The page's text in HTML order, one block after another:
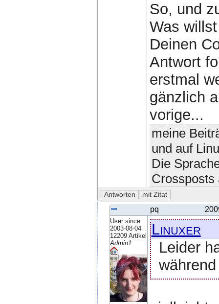
So, und
Was
Deinen
Antwort
erstmal
gänzlich
vorige...
meine
und auf
Die
pq
User since
2003-08-04
12209 Artikel
Admin1
Linuxer
Leider